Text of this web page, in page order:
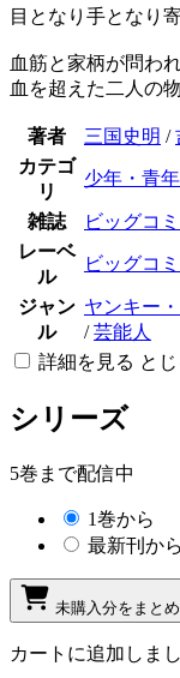
目となり手となり
血筋と家柄が問わ
血を超えた二人の
著者 三国史明 /
カテゴ
リ
少年・青
雑誌
ビッグコ
レーベ
ル
ビッグコ
ジャン
ル
ヤンキー
/芸能人
詳細を見る と
シリーズ
5巻まで配信中
1巻から
最新刊から
未購入分をまと
カートに追加しま